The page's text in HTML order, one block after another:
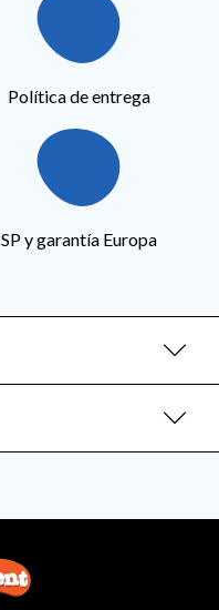
Política de entrega
SP y garantía Europa